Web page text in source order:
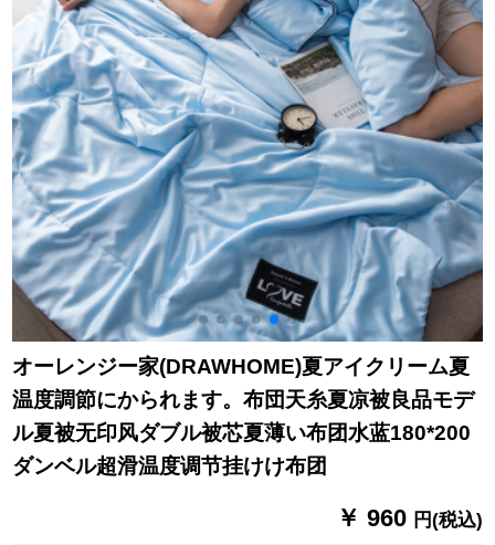
オーレンジー家(DRAWHOME)夏アイクリーム夏
温度調節にかられます。布団天糸夏凉被良品モデ
ル夏被无印风ダブル被芯夏薄い布团水蓝180*200
ダンベル超滑温度调节挂けけ布团
￥ 960 円(税込)